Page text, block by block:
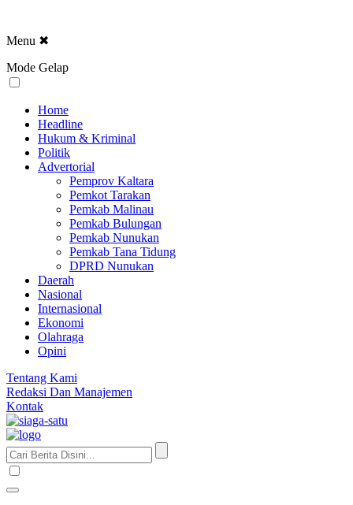
Menu ✖
Mode Gelap
Home
Headline
Hukum & Kriminal
Politik
Advertorial
Pemprov Kaltara
Pemkot Tarakan
Pemkab Malinau
Pemkab Bulungan
Pemkab Nunukan
Pemkab Tana Tidung
DPRD Nunukan
Daerah
Nasional
Internasional
Ekonomi
Olahraga
Opini
Tentang Kami
Redaksi Dan Manajemen
Kontak